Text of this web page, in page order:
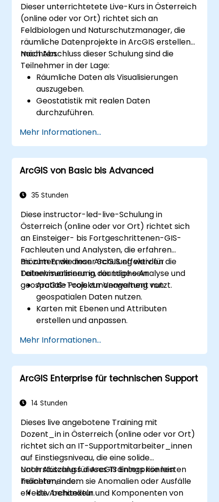
Dieser unterrichtetete Live-Kurs in Österreich
(online oder vor Ort) richtet sich an
Feldbiologen und Naturschutzmanager, die
räumliche Datenprojekte in ArcGIS erstellen
möchten.
Nach Abschluss dieser Schulung sind die
Teilnehmer in der Lage:
Räumliche Daten als Visualisierungen
auszugeben.
Geostatistik mit realen Daten
durchzuführen.
Datenaufbereitung und Kartierung mit
ArcGIS umzusetzen.
Räumliche Daten für Projekte in ArcGIS zu
analysieren.
Mehr Informationen...
ArcGIS von Basic bis Advanced
35 Stunden
Diese instructor-led-live-Schulung in
Österreich (online oder vor Ort) richtet sich
an Einsteiger- bis Fortgeschrittenen-GIS-
Fachleuten und Analysten, die erfahren
möchten, wie man ArcGIS effektiv für
Datenvisualisierung, räumliche Analyse und
geospatiale Projektmanagement nutzt.
Bis zum Ende dieser Schulung werden die
Teilnehmer:innen in der Lage sein:
ArcGIS-Tools zur Verwaltung von
geospatialen Daten nutzen.
Karten mit Ebenen und Attributen
erstellen und anpassen.
Geoprozessierungsaufgaben
durchführen.
Arbeitsabläufe mittels ModelBuilder und
Python automatisieren.
Mehr Informationen...
ArcGIS Enterprise für technischen Support
14 Stunden
Dieses live angebotene Training mit
Dozent_in in Österreich (online oder vor Ort)
richtet sich an IT-Supportmitarbeiter_innen
auf Einstiegsniveau, die eine solide
Unterstützung für ArcGIS Enterprise leisten
möchten, indem sie Anomalien oder Ausfälle
effektiv behandeln.
Nach Abschluss dieses Trainings können
Teilnehmende:
die Architektur und Komponenten von